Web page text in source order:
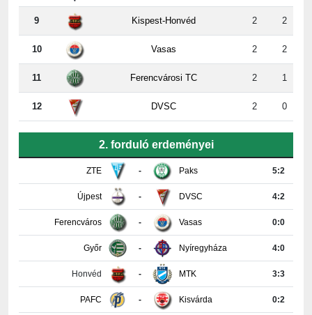
9 Kispest-Honvéd 2 2
10 Vasas 2 2
11 Ferencvárosi TC 2 1
12 DVSC 2 0
2. forduló erdeményei
ZTE - Paks 5:2
Újpest - DVSC 4:2
Ferencváros - Vasas 0:0
Győr - Nyíregyháza 4:0
Honvéd - MTK 3:3
PAFC - Kisvárda 0:2